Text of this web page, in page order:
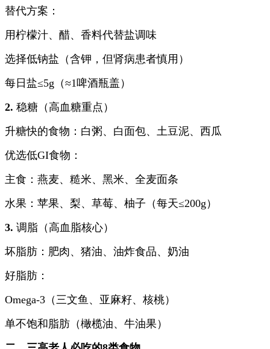
替代方案：
用柠檬汁、醋、香料代替盐调味
选择低钠盐（含钾，但肾病患者慎用）
每日盐≤5g（≈1啤酒瓶盖）
2. 稳糖（高血糖重点）
升糖快的食物：白粥、白面包、土豆泥、西瓜
优选低GI食物：
主食：燕麦、糙米、黑米、全麦面条
水果：苹果、梨、草莓、柚子（每天≤200g）
3. 调脂（高血脂核心）
坏脂肪：肥肉、猪油、油炸食品、奶油
好脂肪：
Omega-3（三文鱼、亚麻籽、核桃）
单不饱和脂肪（橄榄油、牛油果）